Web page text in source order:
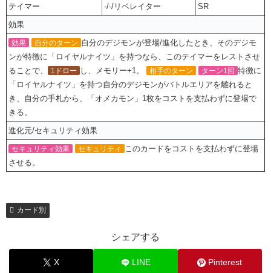
テイマー
-/-/リベレイター
SR
効果
効果 自分のターン 自分のデジモンが登場/進化したとき、そのデジモ
ンが特徴に「ロイヤルナイツ」を持つなら、このテイマーをレストさせ
ることで、
1ドロー し、メモリー+1。 相手のターン ターン1回 特徴に
「ロイヤルナイツ」を持つ自分のデジモンがバトルエリアを離れると
き、自分の手札から、「オメカモン」1枚をコストを支払わずに登場で
きる。
進化元/セキュリティ効果
セキュリティ効果 セキュリティ このカードをコストを支払わずに登場
させる。
カード別
シェアする
X LINE Pinterest